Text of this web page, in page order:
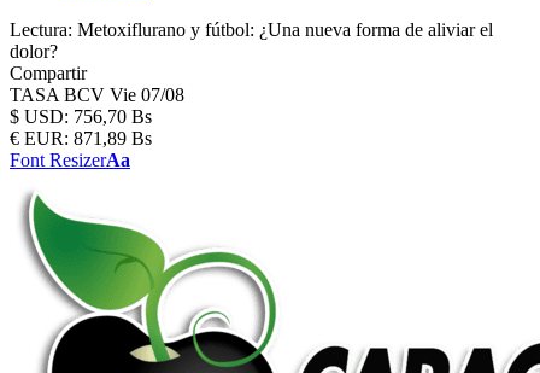
Lectura: Metoxiflurano y fútbol: ¿Una nueva forma de aliviar el
dolor?
Compartir
TASA BCV Vie 07/08
$ USD: 756,70 Bs
€ EUR: 871,89 Bs
Font ResizerAa